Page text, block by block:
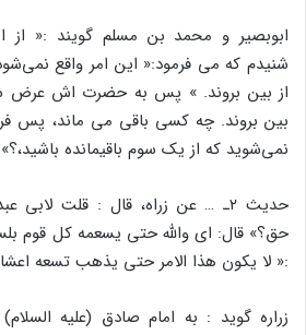
ابوبصیر و محمد بن مسلم گویند :« از
شنیدم که می فرمود:« این امر واقع
از بین بروند. » پس به حضرت اش عرض
بین بروند. چه کسی باقی می ماند، پس
نمی‌شوید که از یک سوم باقیمانده باشید،؟»
حدیث ۲ـ … عن زراه، قال : قلت لابی
حق؟» قال: ای والله حتی یسعمه کل قوم
:« لا یکون هذا الامر حتی یذهب تسعه اعشار
زراره گوید : به امام صادق (علیه